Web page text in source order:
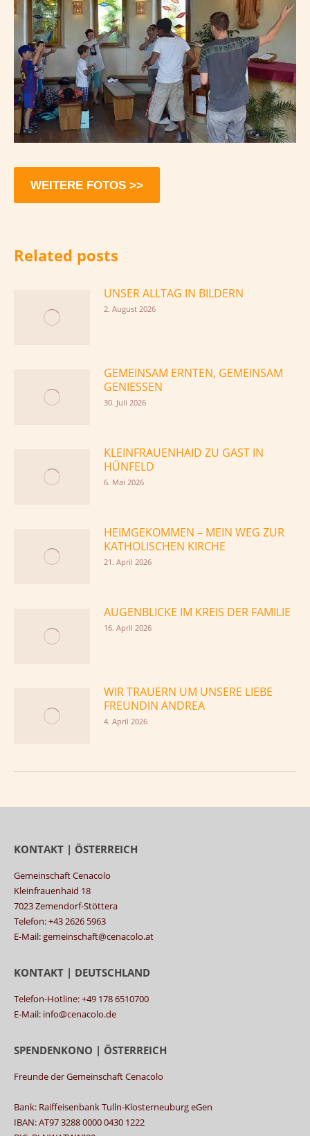
WEITERE FOTOS >>
Related posts
UNSER ALLTAG IN BILDERN
2. August 2026
GEMEINSAM ERNTEN, GEMEINSAM
GENIESSEN
30. Juli 2026
KLEINFRAUENHAID ZU GAST IN
HÜNFELD
6. Mai 2026
HEIMGEKOMMEN – MEIN WEG ZUR
KATHOLISCHEN KIRCHE
21. April 2026
AUGENBLICKE IM KREIS DER FAMILIE
16. April 2026
WIR TRAUERN UM UNSERE LIEBE
FREUNDIN ANDREA
4. April 2026
KONTAKT | ÖSTERREICH
Gemeinschaft Cenacolo
Kleinfrauenhaid 18
7023 Zemendorf-Stöttera
Telefon: +43 2626 5963
E-Mail: gemeinschaft@cenacolo.at
KONTAKT | DEUTSCHLAND
Telefon-Hotline: +49 178 6510700
E-Mail: info@cenacolo.de
SPENDENKONO | ÖSTERREICH
Freunde der Gemeinschaft Cenacolo
Bank: Raiffeisenbank Tulln-Klosterneuburg eGen
IBAN: AT97 3288 0000 0430 1222